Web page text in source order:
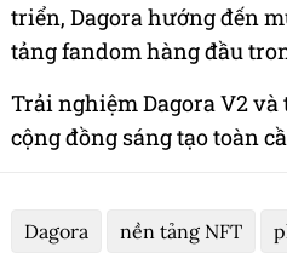
triển, Dagora hướng đến
tảng fandom hàng đầu
Trải nghiệm Dagora V2
cộng đồng sáng tạo toàn
Dagora nền tảng NFT